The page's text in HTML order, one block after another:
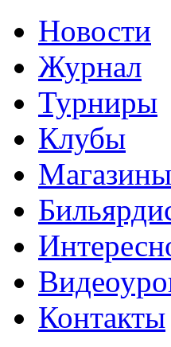
Новости
Журнал
Турниры
Клубы
Магазины
Контакты